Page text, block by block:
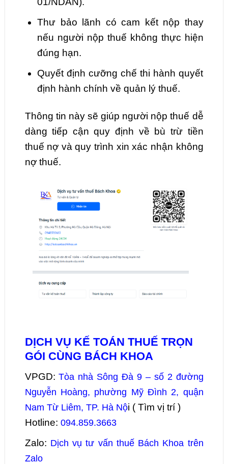
Thư bảo lãnh có cam kết nộp thay
nếu người nộp thuế không thực hiện
đúng hạn.
Quyết định cưỡng chế thi hành quyết
định hành chính về quản lý thuế.
Thông tin này sẽ giúp người nộp thuế dễ
dàng tiếp cận quy định về bù trừ tiền
thuế nợ và quy trình xin xác nhận không
nợ thuế.
DỊCH VỤ KẾ TOÁN THUẾ TRỌN
GÓI CÙNG BÁCH KHOA
VPGD:Tòa nhà Sông Đà 9 – số 2 đường
Nguyễn Hoàng, phường Mỹ Đình 2, quận
Nam Từ Liêm, TP. Hà Nội ( Tìm vị trí )
Hotline: 094.859.3663
Zalo: Dịch vụ tư vấn thuế Bách Khoa trên
Zalo